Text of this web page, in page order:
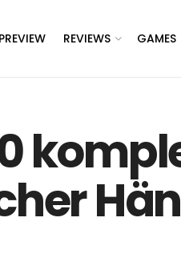
PREVIEW REVIEWS GAMES